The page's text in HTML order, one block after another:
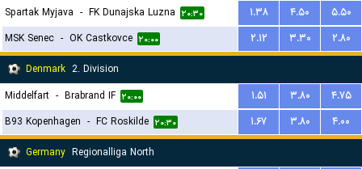
Spartak Myjava - FK Dunajska Luzna ۲۰:۳۰ ۱.۳۸ ۴.۵۰
۵.۵۰
MSK Senec - OK Castkovce ۲۰:۰۰ ۲.۱۲ ۳.۳۰
۲.۸۰
Denmark 2. Division
Middelfart - Brabrand IF ۲۰:۰۰ ۱.۵۱ ۳.۸۰
۴.۷۵
B93 Kopenhagen - FC Roskilde ۲۰:۳۰ ۱.۶۷ ۳.۸۰
۴.۰۰
Germany Regionalliga North